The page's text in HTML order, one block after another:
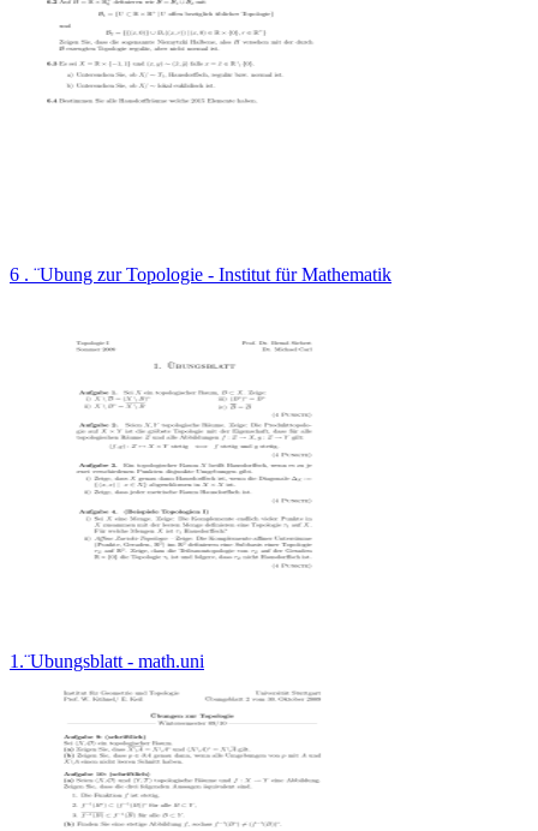
6 . ¨Ubung zur Topologie - Institut für Mathematik
1.¨Ubungsblatt - math.uni